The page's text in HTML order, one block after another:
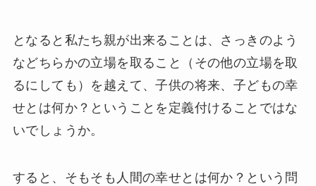
となると私たち親が出来ることは、さっきのよう
などちらかの立場を取ること（その他の立場を取
るにしても）を越えて、子供の将来、子どもの幸
せとは何か？ということを定義付けることではな
いでしょうか。
すると、そもそも人間の幸せとは何か？という問